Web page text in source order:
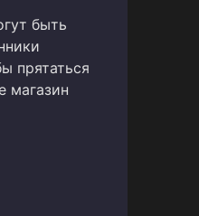
быть
прятаться
магазин